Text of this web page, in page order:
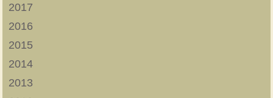
2017
2016
2015
2014
2013